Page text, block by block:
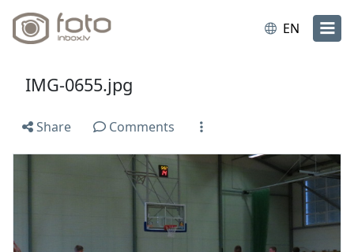
EN
IMG-0655.jpg
Share Comments